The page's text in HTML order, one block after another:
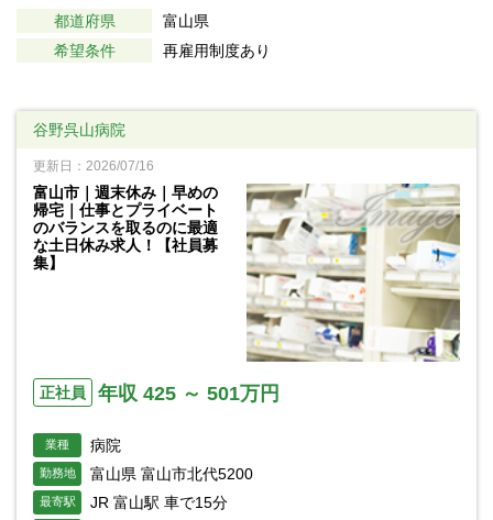
都道府県
富山県
希望条件
再雇用制度あり
谷野呉山病院
更新日：2026/07/16
富山市｜週末休み｜早めの
帰宅｜仕事とプライベート
のバランスを取るのに最適
な土日休み求人！【社員募
集】
正社員 年収 425 ～ 501万円
業種 病院
勤務地 富山県 富山市北代5200
最寄駅 JR 富山駅 車で15分